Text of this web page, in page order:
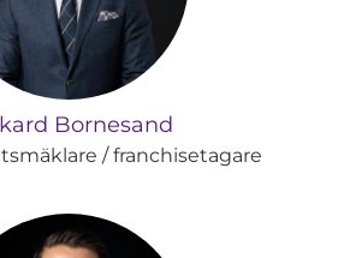
Bornesand
/ franchisetagare